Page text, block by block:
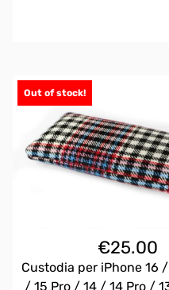
Out of stock!
€25.00
Custodia per iPhone 16
/ 15 Pro / 14 / 14 Pro /